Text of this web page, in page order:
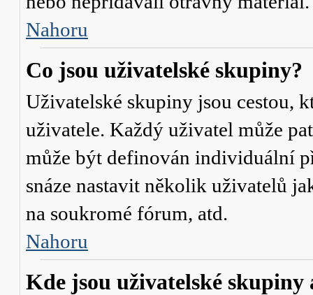
Nahoru
Co jsou uživatelské skupiny?
Uživatelské skupiny jsou cestou,
uživatele. Každý uživatel může
může být definován individuální
snáze nastavit několik uživatelů
na soukromé fórum, atd.
Nahoru
Kde jsou uživatelské